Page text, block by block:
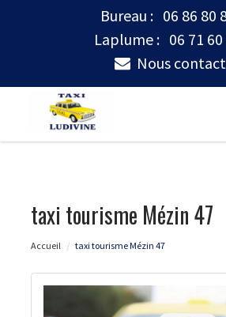
Bureau : 06 86 80
Laplume : 06 71
Nous
taxi tourisme Mézin 47
Accueil taxi tourisme Mézin 47